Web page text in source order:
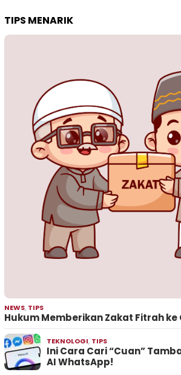
TIPS MENARIK
NEWS, TIPS
Hukum Memberikan Zakat Fitrah ke
TEKNOLOGI, TIPS
Ini Cara Cari “Cuan”
AI WhatsApp!